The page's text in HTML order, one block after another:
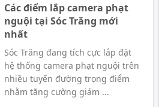
Các điểm lắp camera phạt
nguội tại Sóc Trăng mới
nhất
Sóc Trăng đang tích cực lắp đặt
hệ thống camera phạt nguội trên
nhiều tuyến đường trọng điểm
nhằm tăng cường giám ...